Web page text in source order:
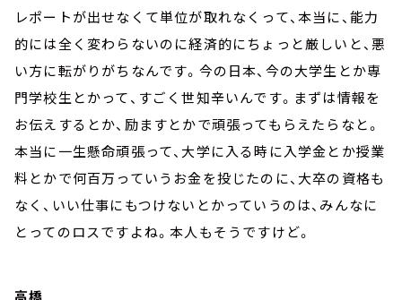
レポートが出せなくて単位が取れなくって、本当に、能力
的には全く変わらないのに経済的にちょっと厳しいと、悪
い方に転がりがちなんです。今の日本、今の大学生とか専
門学校生とかって、すごく世知辛いんです。まずは情報を
お伝えするとか、励ますとかで頑張ってもらえたらなと。
本当に一生懸命頑張って、大学に入る時に入学金とか授業
料とかで何百万っていうお金を投じたのに、大卒の資格も
なく、いい仕事にもつけないとかっていうのは、みんなに
とってのロスですよね。本人もそうですけど。
高橋